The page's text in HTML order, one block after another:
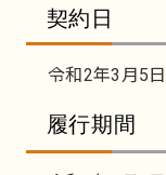
契約日
令和2年3月5日
履行期間